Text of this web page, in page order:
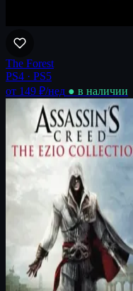
The Forest
PS4 · PS5
от 149 ₽/нед ● в наличии